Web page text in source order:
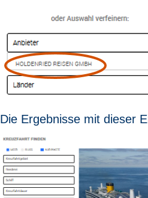
Die Ergebnisse mit dieser